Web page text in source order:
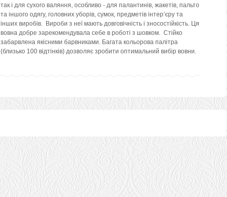
так і для сухого валяння, особливо - для палантинів, жакетів, пальто
та іншого одягу, головних уборів, сумок, предметів інтер’єру та
інших виробів. Вироби з неї мають довговічність і зносостійкість. Ця
вовна добре зарекомендувала себе в роботі з шовком. Стійко
забарвлена якісними барвниками. Багата кольорова палітра
(близько 100 відтінків) дозволяє зробити оптимальний вибір вовни.